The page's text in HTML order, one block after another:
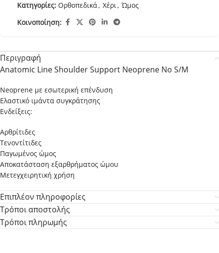
Κατηγορίες: Ορθοπεδικά, Χέρι, Ώμος
Κοινοποίηση:
Περιγραφή
Anatomic Line Shoulder Support Neoprene No S/M
Neoprene με εσωτερική επένδυση
Eλαστικό ιμάντα συγκράτησης
Ενδείξεις:
Αρθρίτιδες
Τενοντίτιδες
Παγωμένος ώμος
Αποκατάσταση εξαρθρήματος ώμου
Μετεγχειρητική χρήση
Επιπλέον πληροφορίες
Τρόποι αποστολής
Τρόποι πληρωμής